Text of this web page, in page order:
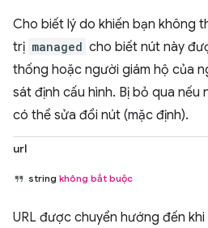
Cho biết lý do khiến bạn không
trị managed cho biết nút này
thống hoặc người giám hộ của
sát định cấu hình. Bị bỏ qua nếu
có thể sửa đổi nút (mặc định).
url
string không bắt buộc
URL được chuyển hướng đến